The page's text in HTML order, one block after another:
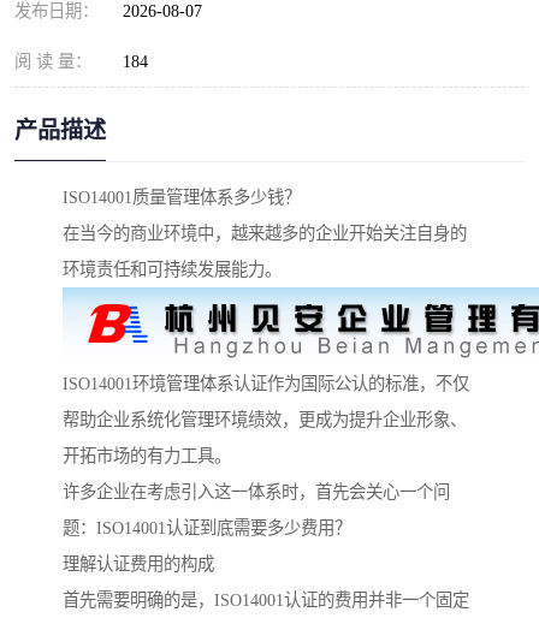
发布日期： 2026-08-07
阅 读 量： 184
产品描述
ISO14001质量管理体系多少钱？
在当今的商业环境中，越来越多的企业开始关注自身的
环境责任和可持续发展能力。
ISO14001环境管理体系认证作为国际公认的标准，不仅
帮助企业系统化管理环境绩效，更成为提升企业形象、
开拓市场的有力工具。
许多企业在考虑引入这一体系时，首先会关心一个问
题：ISO14001认证到底需要多少费用？
理解认证费用的构成
首先需要明确的是，ISO14001认证的费用并非一个固定